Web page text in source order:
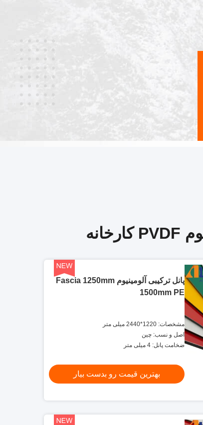
فکس
86-371-62501266
پانل ترکیبی آلومینیوم Fascia 1250mm
1500mm PE
مشخصات: 1220*2440 میلی متر
اصل و نسب: چین
ضخامت پانل: 4 میلی متر
بهترین قیمت رو بدست بیار